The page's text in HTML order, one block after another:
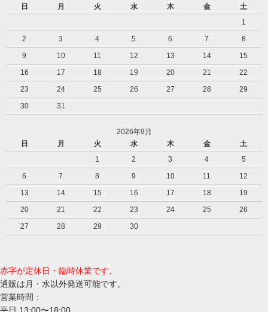
日
月 火 水 木 金
土
1
2
3 4 5 6 7
8
9
10 11 12 13 14
15
16
17 18 19 20 21
22
23
24 25 26 27 28
29
30
31
2026年9月
日
月 火 水 木 金
土
1
2 3 4
5
6
7 8 9 10 11
12
13
14 15 16 17 18
19
20
21 22 23 24 25
26
27
28 29 30
赤字が定休日・臨時休業です。
通販は月・水以外発送可能です。
営業時間：